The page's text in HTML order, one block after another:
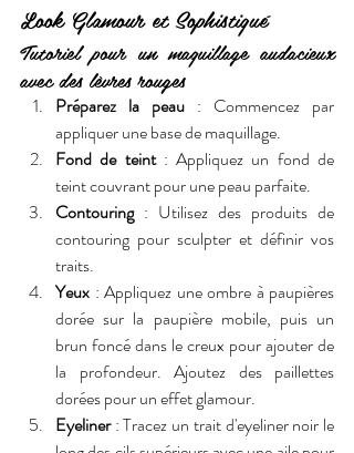
Look Glamour et Sophistiqué
Tutoriel pour un maquillage audacieux
avec des lèvres rouges
Préparez la peau : Commencez par
appliquer une base de maquillage.
Fond de teint : Appliquez un fond de
teint couvrant pour une peau parfaite.
Contouring : Utilisez des produits de
contouring pour sculpter et définir vos
traits.
Yeux : Appliquez une ombre à paupières
dorée sur la paupière mobile, puis un
brun foncé dans le creux pour ajouter de
la profondeur. Ajoutez des paillettes
dorées pour un effet glamour.
Eyeliner : Tracez un trait d'eyeliner noir le